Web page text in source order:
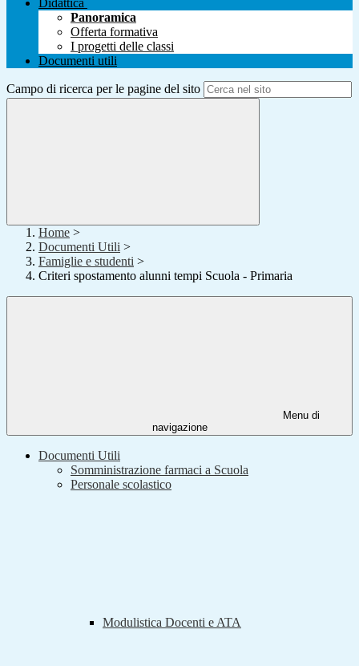
Didattica
Panoramica
Offerta formativa
I progetti delle classi
Documenti utili
Campo di ricerca per le pagine del sito
Home >
Documenti Utili >
Famiglie e studenti >
Criteri spostamento alunni tempi Scuola - Primaria
Menu di
navigazione
Documenti Utili
Somministrazione farmaci a Scuola
Personale scolastico
Modulistica Docenti e ATA